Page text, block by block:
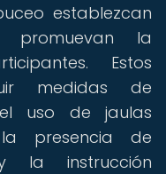
establezcan
promuevan la
Estos
medidas de
uso de jaulas
la presencia de
la instrucción